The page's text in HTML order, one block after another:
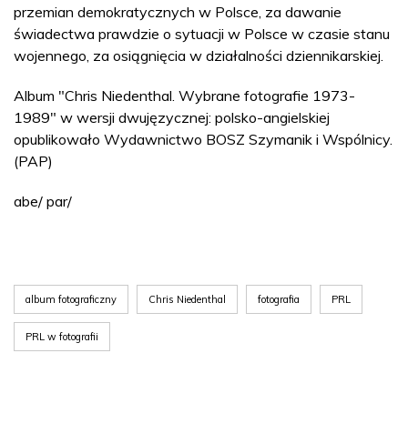
przemian demokratycznych w Polsce, za dawanie
świadectwa prawdzie o sytuacji w Polsce w czasie stanu
wojennego, za osiągnięcia w działalności dziennikarskiej.
Album "Chris Niedenthal. Wybrane fotografie 1973-
1989" w wersji dwujęzycznej: polsko-angielskiej
opublikowało Wydawnictwo BOSZ Szymanik i Wspólnicy.
(PAP)
abe/ par/
album fotograficzny Chris Niedenthal fotografia PRL
PRL w fotografii